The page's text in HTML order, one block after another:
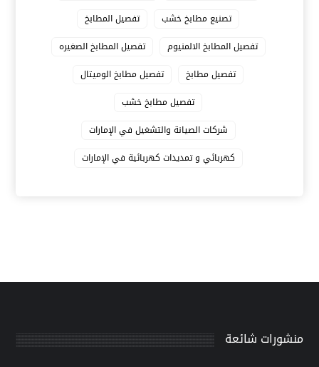
تصنيع مطابخ خشب
تفصيل المطابخ
تفصيل المطابخ الالمنيوم
تفصيل المطابخ الصغيره
تفصيل مطابخ
تفصيل مطابخ الوميتال
تفصيل مطابخ خشب
شركات الصيانة والتشغيل في الإمارات
كهربائي و تمديدات كهربائية في الإمارات
منشورات شائعة